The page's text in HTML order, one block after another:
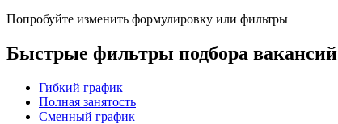
Попробуйте изменить формулировку или фильтры
Быстрые фильтры подбора вакансий
Гибкий график
Полная занятость
Сменный график